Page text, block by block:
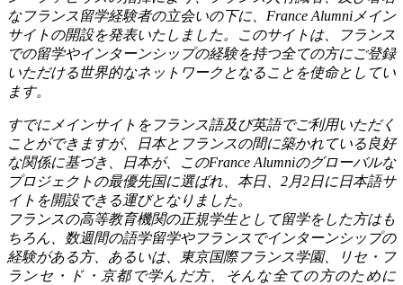
なフランス留学経験者の立会いの下に、France Alumniメイン
サイトの開設を発表いたしました。このサイトは、フランス
での留学やインターンシップの経験を持つ全ての方にご登録
いただける世界的なネットワークとなることを使命としてい
ます。
すでにメインサイトをフランス語及び英語でご利用いただく
ことができますが、日本とフランスの間に築かれている良好
な関係に基づき、日本が、このFrance Alumniのグローバルな
プロジェクトの最優先国に選ばれ、本日、2月2日に日本語サ
イトを開設できる運びとなりました。
フランスの高等教育機関の正規学生として留学をした方はも
ちろん、数週間の語学留学やフランスでインターンシップの
経験がある方、あるいは、東京国際フランス学園、リセ・フ
ランセ・ド・京都で学んだ方、そんな全ての方のために